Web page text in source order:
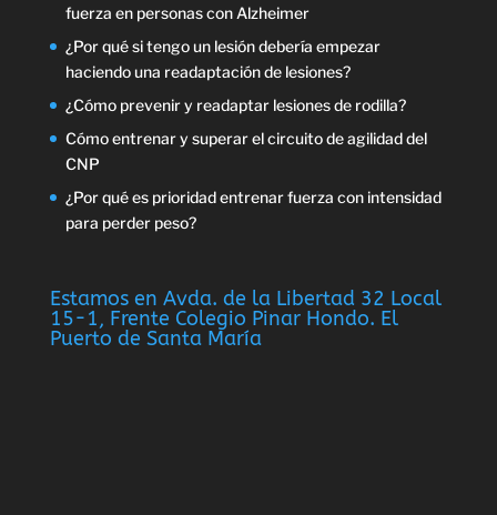
fuerza en personas con Alzheimer
¿Por qué si tengo un lesión debería empezar
haciendo una readaptación de lesiones?
¿Cómo prevenir y readaptar lesiones de rodilla?
Cómo entrenar y superar el circuito de agilidad del
CNP
¿Por qué es prioridad entrenar fuerza con intensidad
para perder peso?
Estamos en Avda. de la Libertad 32 Local
15-1, Frente Colegio Pinar Hondo. El
Puerto de Santa María